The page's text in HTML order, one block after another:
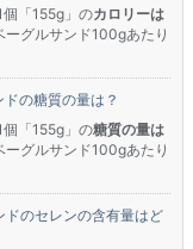
「155g」のカロリーは
グルサンド100gあたり
の糖質の量は？
「155g」の糖質の量は
グルサンド100gあたり
ドのセレンの含有量はど